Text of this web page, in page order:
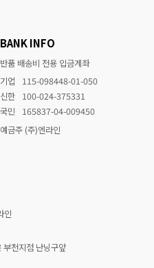
BANK INFO
반품 배송비 전용 입금계좌
기업
115-098448-01-050
신한
100-024-375331
국민
165837-04-009450
예금주 (주)엔라인
인
부천지점 난닝구앞